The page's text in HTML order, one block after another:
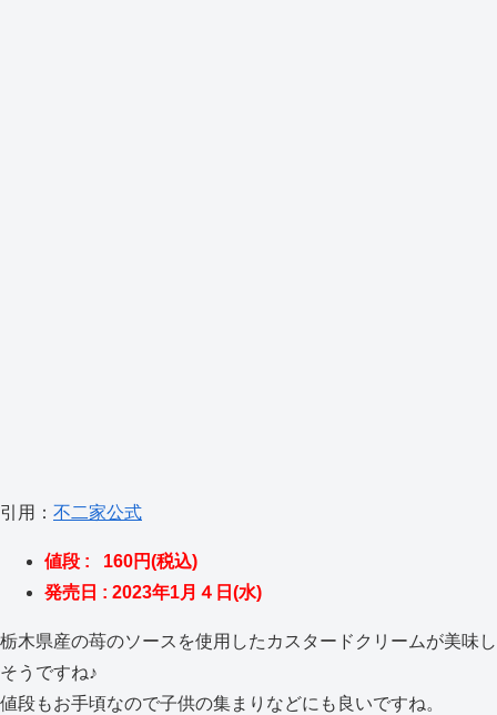
引用： 不二家公式
値段 : 160円(税込)
発売日 : 2023年1月４日(水)
栃木県産の苺のソースを使用したカスタードクリームが美味し
そうですね♪
値段もお手頃なので子供の集まりなどにも良いですね。